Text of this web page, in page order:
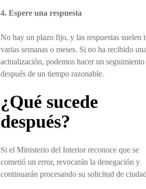
4. Espere una respuesta
No hay un plazo fijo, y las respuestas suelen
varias semanas o meses. Si no ha recibido
actualización, podemos hacer un seguimiento
después de un tiempo razonable.
¿Qué sucede
después?
Si el Ministerio del Interior reconoce que se
cometió un error, revocarán la denegación y
continuarán procesando su solicitud de